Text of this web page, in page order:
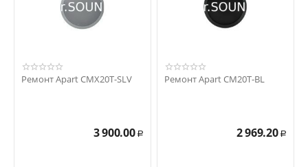
Ремонт Apart CMX20T-SLV
3 900.00 Р
Ремонт Apart CM20T-BL
2 969.20 Р